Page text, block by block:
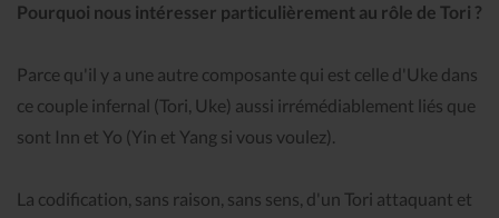
Pourquoi nous intéresser particulièrement au rôle de Tori ?
Parce qu'il y a une autre composante qui est celle d'Uke dans
ce couple infernal (Tori, Uke) aussi irrémédiablement liés que
sont Inn et Yo (Yin et Yang si vous voulez).
La codification, sans raison, sans sens, d'un Tori attaquant et